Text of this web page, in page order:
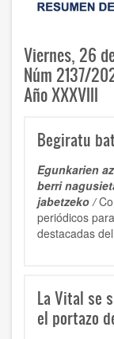
Viernes, 26
Núm 2137/
Año XXXVIII
Begiratu
Egunkarien
berri
jabetzeko /
periódicos
destacadas
La Vital se
el portazo